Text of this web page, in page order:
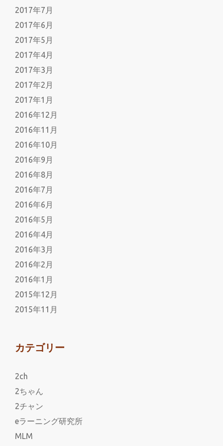
2017年7月
2017年6月
2017年5月
2017年4月
2017年3月
2017年2月
2017年1月
2016年12月
2016年11月
2016年10月
2016年9月
2016年8月
2016年7月
2016年6月
2016年5月
2016年4月
2016年3月
2016年2月
2016年1月
2015年12月
2015年11月
カテゴリー
2ch
2ちゃん
2チャン
eラーニング研究所
MLM